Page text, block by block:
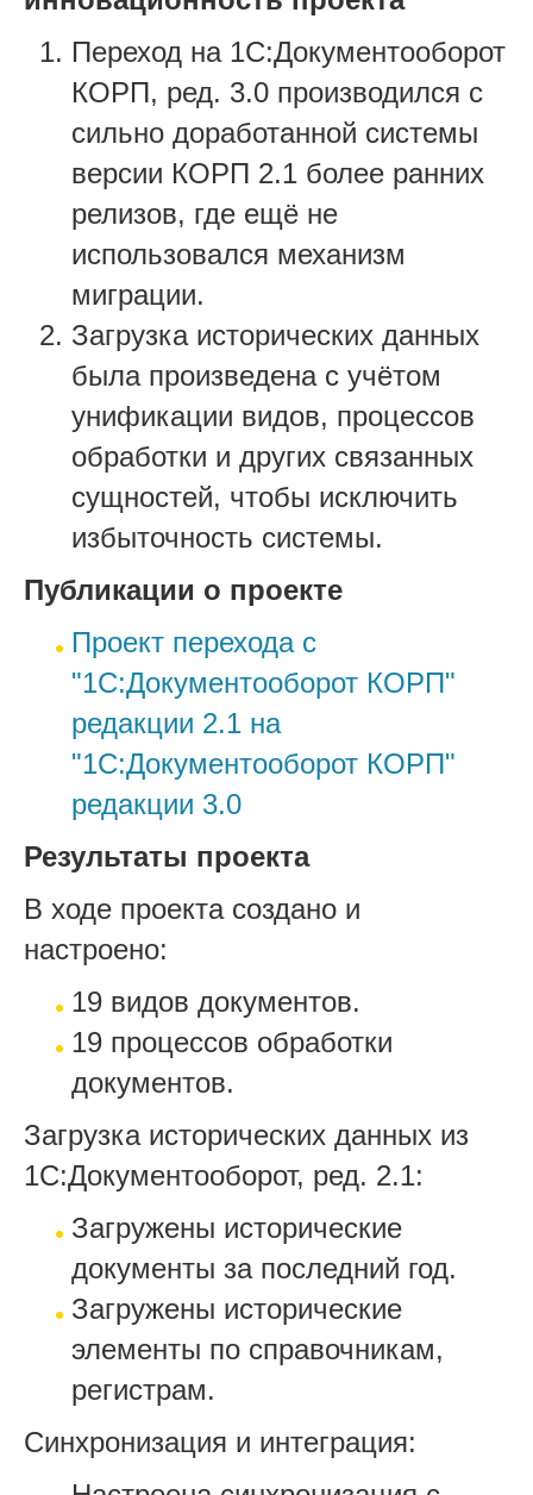
Переход на 1С:Документооборот
КОРП, ред. 3.0 производился с
сильно доработанной системы
версии КОРП 2.1 более ранних
релизов, где ещё не
использовался механизм
миграции.
Загрузка исторических данных
была произведена с учётом
унификации видов, процессов
обработки и других связанных
сущностей, чтобы исключить
избыточность системы.
Публикации о проекте
Проект перехода с
"1С:Документооборот КОРП"
редакции 2.1 на
"1С:Документооборот КОРП"
редакции 3.0
Результаты проекта
В ходе проекта создано и
настроено:
19 видов документов.
19 процессов обработки
документов.
Загрузка исторических данных из
1С:Документооборот, ред. 2.1:
Загружены исторические
документы за последний год.
Загружены исторические
элементы по справочникам,
регистрам.
Синхронизация и интеграция: